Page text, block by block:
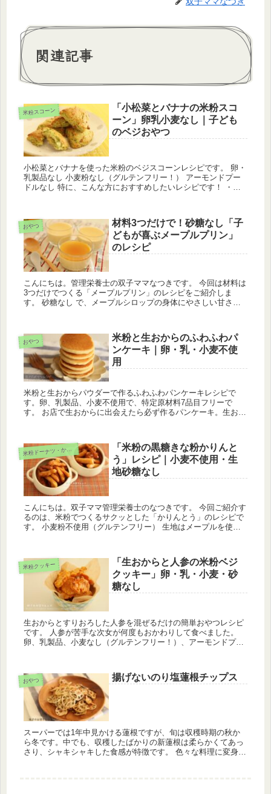
関連記事
米粉スコーン
「小松菜とバナナの米粉スコ
ーン」卵乳小麦なし｜子ども
のベジおやつ
小松菜とバナナを使った米粉のベジスコーンレシピです。 卵・
乳製品なし 小麦粉なし（グルテンフリー！） アーモンドプー
ドルなし 特に、こんな方におすすめしたいレシピです！ ・米
おやつ
材料3つだけで！砂糖なし「子
どもが喜ぶメープルプリン」
のレシピ
こんにちは。管理栄養士の双子ママなつきです。 今回は材料は
3つだけでつくる「メープルプリン」のレシピをご紹介しま
す。 砂糖なし で、メープルシロップの身体にやさしい甘さで
おやつ
米粉と生おからのふわふわパ
ンケーキ｜卵・乳・小麦不使
用
米粉と生おからパウダーで作るふわふわパンケーキレシピで
す。卵、乳製品、小麦不使用で、特定原材料7品目フリーで
す。 お店で生おからに出会えたら必ず作るパンケーキ。生おか
米粉ドーナツ・かりんとう
「米粉の黒糖きな粉かりんと
う」レシピ｜小麦不使用・生
地砂糖なし
こんにちは。双子ママ管理栄養士のなつきです。 今回ご紹介す
るのは、米粉でつくるサクッとした「かりんとう」のレシピで
す。 小麦粉不使用（グルテンフリー） 生地はメープルを使
米粉クッキー
「生おからと人参の米粉ベジ
クッキー」卵・乳・小麦・砂
糖なし
生おからとすりおろした人参を混ぜるだけの簡単おやつレシピ
です。 人参が苦手な次女が何度もおかわりして食べました。
卵、乳製品、小麦なし（グルテンフリー！）、アーモンドプー
おやつ 揚げないのり塩蓮根チップス
スーパーでは1年中見かける蓮根ですが、旬は収穫時期の秋か
ら冬です。中でも、収穫したばかりの新蓮根は柔らかくてあっ
さり、シャキシャキした食感が特徴です。 色々な料理に変身で